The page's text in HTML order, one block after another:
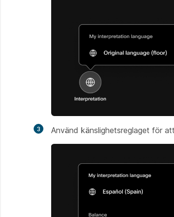
3 Använd känslighetsreglaget för